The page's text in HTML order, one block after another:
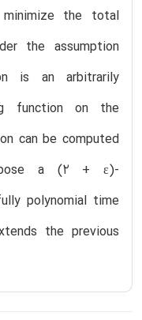
the total
the assumption
is an arbitrarily
function on the
can be computed
a (2 + ε)-
polynomial time
the previous